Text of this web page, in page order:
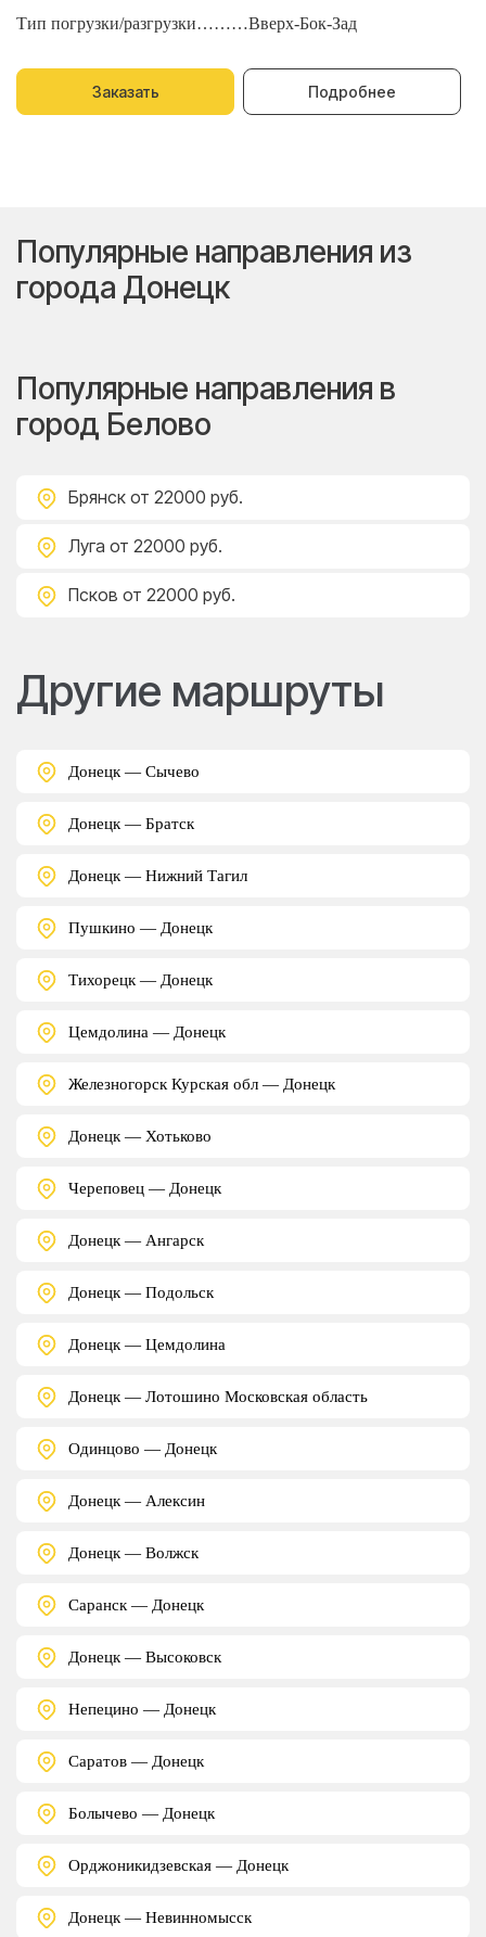
Тип погрузки/разгрузки………Вверх-Бок-Зад
Заказать Подробнее
Популярные направления из
города Донецк
Популярные направления в
город Белово
Брянск от 22000 руб.
Луга от 22000 руб.
Псков от 22000 руб.
Другие маршруты
Донецк — Сычево
Донецк — Братск
Донецк — Нижний Тагил
Пушкино — Донецк
Тихорецк — Донецк
Цемдолина — Донецк
Железногорск Курская обл — Донецк
Донецк — Хотьково
Череповец — Донецк
Донецк — Ангарск
Донецк — Подольск
Донецк — Цемдолина
Донецк — Лотошино Московская область
Одинцово — Донецк
Донецк — Алексин
Донецк — Волжск
Саранск — Донецк
Донецк — Высоковск
Непецино — Донецк
Саратов — Донецк
Болычево — Донецк
Орджоникидзевская — Донецк
Донецк — Невинномысск